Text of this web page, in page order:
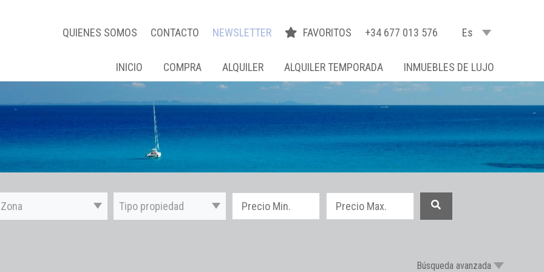
QUIENES SOMOS CONTACTO NEWSLETTER FAVORITOS +34 677 013 576 Es
INICIO COMPRA ALQUILER ALQUILER TEMPORADA INMUEBLES DE LUJO
Zona Tipo propiedad
Búsqueda avanzada